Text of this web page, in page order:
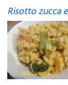
Risotto zucca